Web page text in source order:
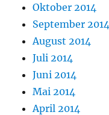
Oktober 2014
September 2014
August 2014
Juli 2014
Juni 2014
Mai 2014
April 2014